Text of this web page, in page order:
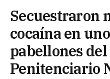
Secuestraron
cocaína en
pabellones
Penitenciario